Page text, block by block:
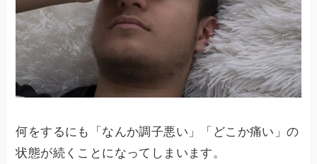
何をするにも「なんか調子悪い」「どこか痛い」の
状態が続くことになってしまいます。